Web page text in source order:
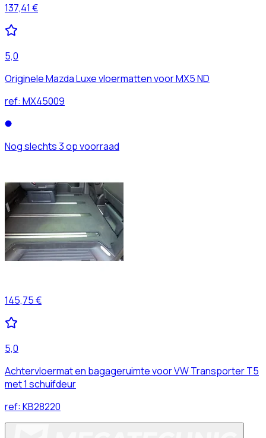
137,41 €
5,0
Originele Mazda Luxe vloermatten voor MX5 ND
ref: MX45009
Nog slechts 3 op voorraad
145,75 €
5,0
Achtervloermat en bagageruimte voor VW Transporter T5
met 1 schuifdeur
ref: KB28220